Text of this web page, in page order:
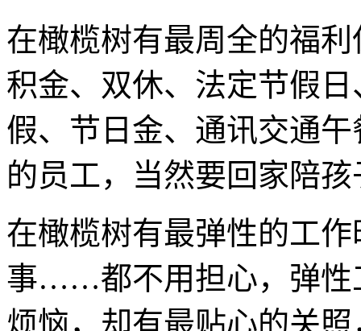
在橄榄树有最周全的福
积金、双休、法定节假
假、节日金、通讯交通
的员工，当然要回家陪孩
在橄榄树有最弹性的工
事……都不用担心，弹性
烦恼，却有最贴心的关